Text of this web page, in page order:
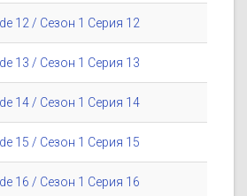
12 / Сезон 1 Серия 12
13 / Сезон 1 Серия 13
14 / Сезон 1 Серия 14
15 / Сезон 1 Серия 15
16 / Сезон 1 Серия 16